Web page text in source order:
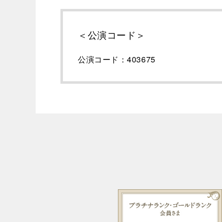
＜公演コード＞
公演コード：403675